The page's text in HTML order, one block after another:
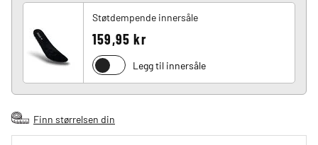
Støtdempende innersåle
159,95 kr
Legg til innersåle
Finn størrelsen din